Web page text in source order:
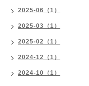
2025-06（1）
2025-03（1）
2025-02（1）
2024-12（1）
2024-10（1）